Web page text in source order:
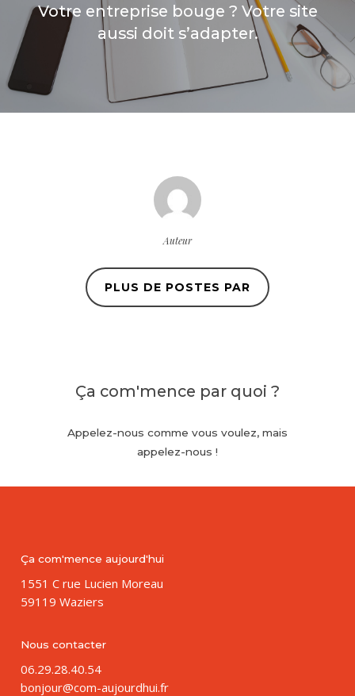
Votre entreprise bouge ? Votre site
aussi doit s’adapter.
Auteur
PLUS DE POSTES PAR
Ça com'mence par quoi ?
Appelez-nous comme vous voulez, mais
appelez-nous !
Ça com'mence aujourd'hui
1551 C rue Lucien Moreau
59119 Waziers
Nous contacter
06.29.28.40.54
bonjour@com-aujourdhui.fr